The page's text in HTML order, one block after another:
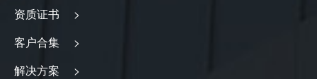
资质证书 >
客户合集 >
解决方案 >